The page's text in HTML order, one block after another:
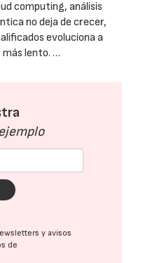
computing, análisis
no deja de crecer,
evoluciona a
lento. …
y avisos
de